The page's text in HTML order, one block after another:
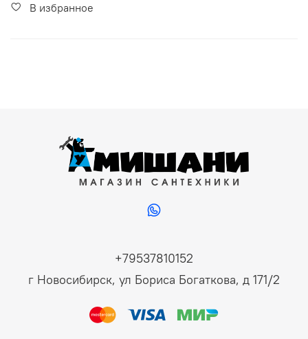
В избранное
+79537810152
г Новосибирск, ул Бориса Богаткова, д 171/2